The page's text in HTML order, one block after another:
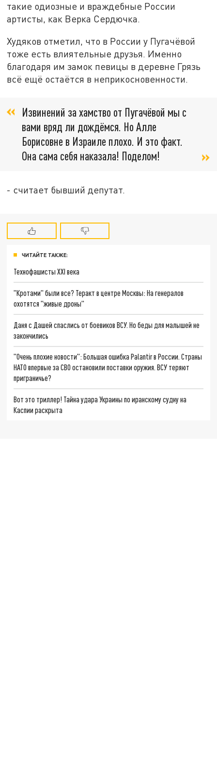
такие одиозные и враждебные России
артисты, как Верка Сердючка.
Худяков отметил, что в России у Пугачёвой
тоже есть влиятельные друзья. Именно
благодаря им замок певицы в деревне Грязь
всё ещё остаётся в неприкосновенности.
Извинений за хамство от Пугачёвой мы с
вами вряд ли дождёмся. Но Алле
Борисовне в Израиле плохо. И это факт.
Она сама себя наказала! Поделом!
- считает бывший депутат.
ЧИТАЙТЕ ТАКЖЕ:
Технофашисты XXI века
"Кротами" были все? Теракт в центре Москвы: На генералов
охотятся "живые дроны"
Даня с Дашей спаслись от боевиков ВСУ. Но беды для малышей не
закончились
"Очень плохие новости": Большая ошибка Palantir в России. Страны
НАТО впервые за СВО остановили поставки оружия. ВСУ теряют
приграничье?
Вот это триллер! Тайна удара Украины по иранскому судну на
Каспии раскрыта